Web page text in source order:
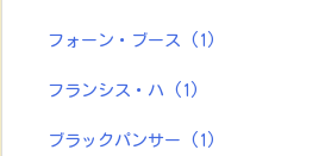
フォーン・ブース (1)
フランシス・ハ (1)
ブラックパンサー (1)